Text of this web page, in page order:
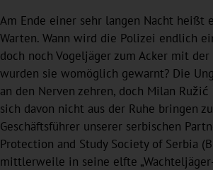
Am Ende einer sehr langen Nacht heißt
Warten. Wann wird die Polizei endlich
doch noch Vogeljäger zum Acker mit
wurden sie womöglich gewarnt? Die
an den Nerven zehren, doch Milan
sich davon nicht aus der Ruhe bringen
Geschäftsführer unserer serbischen
Protection and Study Society of Serbia
mittlerweile in seine elfte „Wachteljäger-